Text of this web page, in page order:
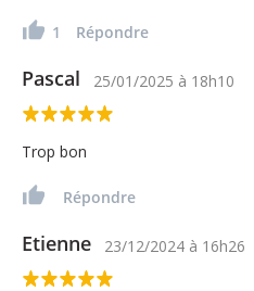
1 Répondre
Pascal 25/01/2025 à 18h10
Trop bon
Répondre
Etienne 23/12/2024 à 16h26